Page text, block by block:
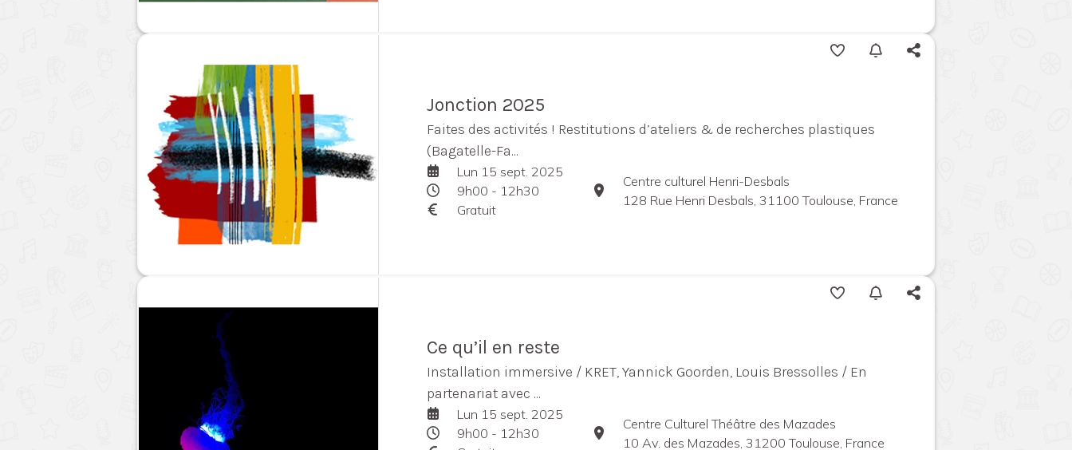
Jonction 2025
Faites des activités ! Restitutions d’ateliers & de recherches plastiques
(Bagatelle-Fa...
Lun 15 sept. 2025
9h00 - 12h30
Gratuit
Centre culturel Henri-Desbals
128 Rue Henri Desbals, 31100 Toulouse, France
Ce qu’il en reste
Installation immersive / KRET, Yannick Goorden, Louis Bressolles / En
partenariat avec ...
Lun 15 sept. 2025
9h00 - 12h30
Centre Culturel Théâtre des Mazades
10 Av. des Mazades, 31200 Toulouse, France